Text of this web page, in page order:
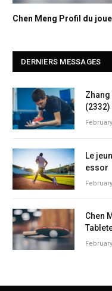
Chen Meng Profil du
DERNIERS MESSAGES
Le
essor
Chen